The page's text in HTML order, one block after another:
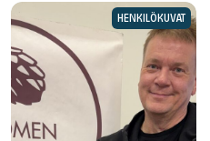
HENKILÖKUVAT